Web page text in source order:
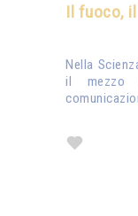
Il fuoco,
Nella
il mezzo